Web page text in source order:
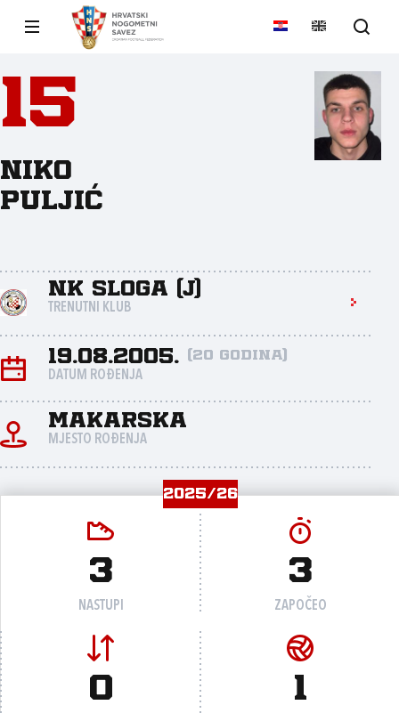
15
Niko
Puljić
NK Sloga (J)
TRENUTNI KLUB
19.08.2005. (20 godina)
DATUM ROĐENJA
Makarska
MJESTO ROĐENJA
2025/26
3
NASTUPI
3
ZAPOČEO
0 1